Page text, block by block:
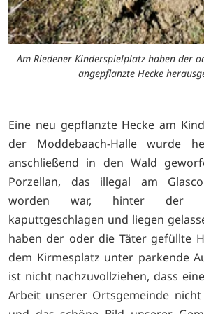
Am Riedener Kinderspielplatz haben der
angepflanzte Hecke
Eine neu gepflanzte Hecke am
der Moddebaach-Halle wurde
anschließend in den Wald
Porzellan, das illegal am
worden war, hinter der
kaputtgeschlagen und liegen
haben der oder die Täter gefüllte
dem Kirmesplatz unter parkende
ist nicht nachzuvollziehen, dass
Arbeit unserer Ortsgemeinde